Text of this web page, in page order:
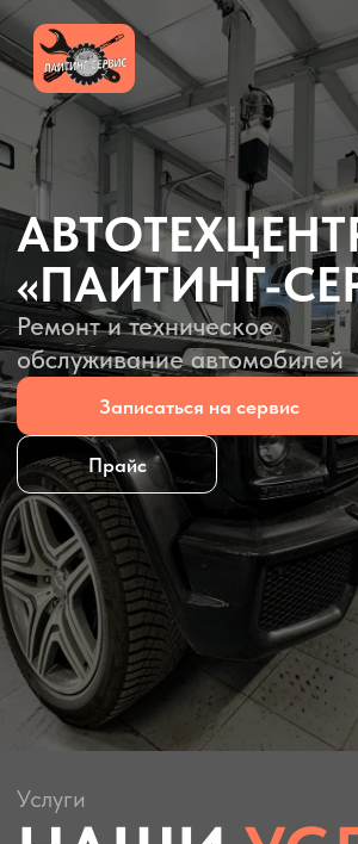
АВТОТЕХЦЕНТР
«ПАИТИНГ-СЕРВИС»
Ремонт и техническое
обслуживание автомобилей
Записаться на сервис
Прайс
Кузовные и слесарные работы, техническое
обслуживание и диагностика, шиномонтаж,
замена запчастей, мойка автомобиля
Услуги
НАШИ УСЛУГИ